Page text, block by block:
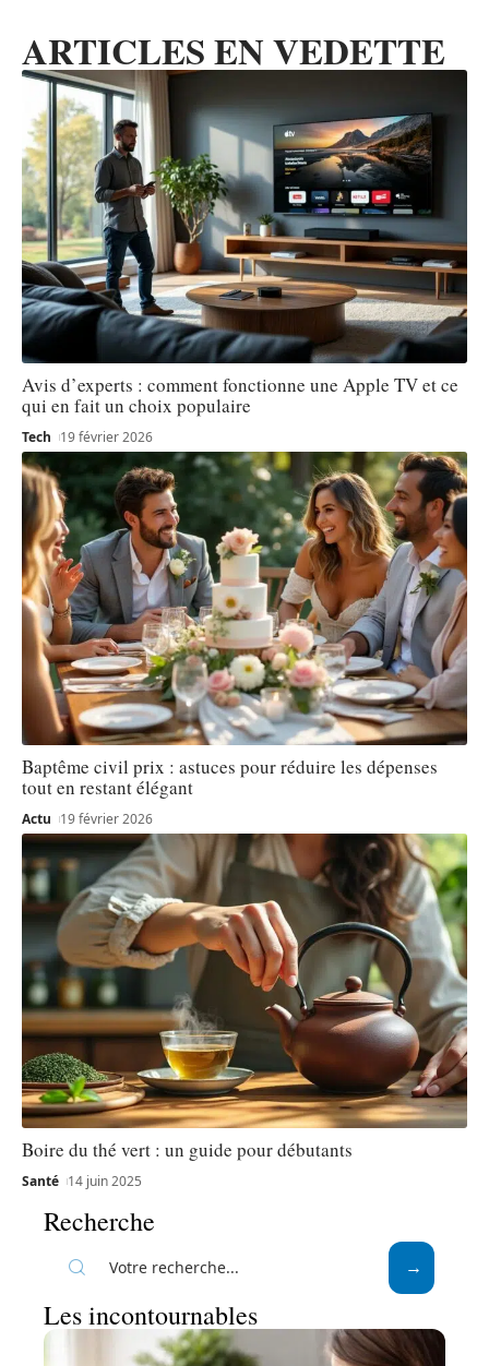
ARTICLES EN VEDETTE
Avis d’experts : comment fonctionne une Apple TV et ce
qui en fait un choix populaire
Tech 19 février 2026
Baptême civil prix : astuces pour réduire les dépenses
tout en restant élégant
Actu 19 février 2026
Boire du thé vert : un guide pour débutants
Santé 14 juin 2025
Recherche
Les incontournables